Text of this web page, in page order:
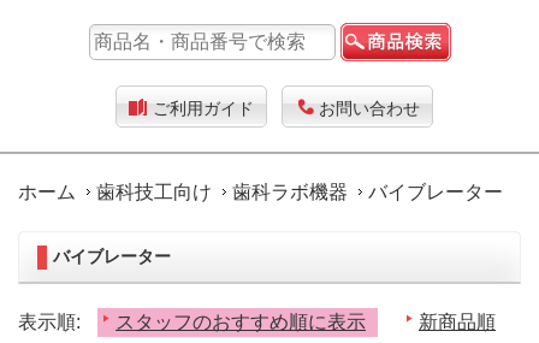
ご利用ガイド お問い合わせ
ホーム 歯科技工向け 歯科ラボ機器 バイブレーター
バイブレーター
表示順: スタッフのおすすめ順に表示 新商品順